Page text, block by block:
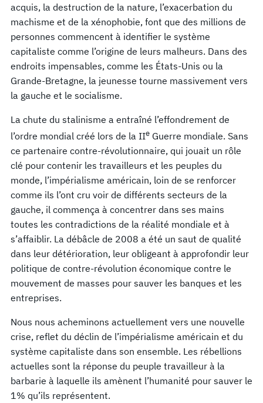
acquis, la destruction de la nature, l’exacerbation du
machisme et de la xénophobie, font que des millions de
personnes commencent à identifier le système
capitaliste comme l’origine de leurs malheurs. Dans des
endroits impensables, comme les États-Unis ou la
Grande-Bretagne, la jeunesse tourne massivement vers
la gauche et le socialisme.
La chute du stalinisme a entraîné l’effondrement de
l’ordre mondial créé lors de la IIe Guerre mondiale. Sans
ce partenaire contre-révolutionnaire, qui jouait un rôle
clé pour contenir les travailleurs et les peuples du
monde, l’impérialisme américain, loin de se renforcer
comme ils l’ont cru voir de différents secteurs de la
gauche, il commença à concentrer dans ses mains
toutes les contradictions de la réalité mondiale et à
s’affaiblir. La débâcle de 2008 a été un saut de qualité
dans leur détérioration, leur obligeant à approfondir leur
politique de contre-révolution économique contre le
mouvement de masses pour sauver les banques et les
entreprises.
Nous nous acheminons actuellement vers une nouvelle
crise, reflet du déclin de l’impérialisme américain et du
système capitaliste dans son ensemble. Les rébellions
actuelles sont la réponse du peuple travailleur à la
barbarie à laquelle ils amènent l’humanité pour sauver le
1% qu’ils représentent.